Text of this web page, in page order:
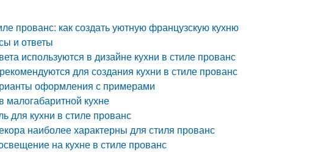
прованс: как создать уютную французскую кухню
и ответы
используются в дизайне кухни в стиле прованс
для создания кухни в стиле прованс
оформления с примерами
малогабаритной кухне
для кухни в стиле прованс
наиболее характерны для стиля прованс
на кухне в стиле прованс